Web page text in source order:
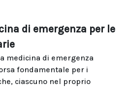
di emergenza per le
medicina di emergenza
fondamentale per i
ciascuno nel proprio